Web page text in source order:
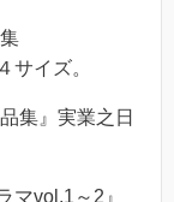
サイズ。
集』実業之日
マvol.1～2』